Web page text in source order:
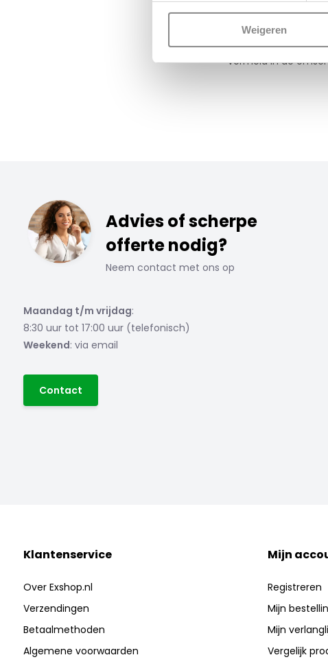
Weigeren
regelgeving voor
voor langdurig
vermeld in de
Advies of scherpe
offerte nodig?
Neem contact met ons op
Maandag t/m vrijdag:
8:30 uur tot 17:00 uur (telefonisch)
Weekend: via email
Contact
Klantenservice
Over Exshop.nl
Verzendingen
Betaalmethoden
Algemene voorwaarden
Mijn
Registreren
Mijn
Mijn
Vergelijk